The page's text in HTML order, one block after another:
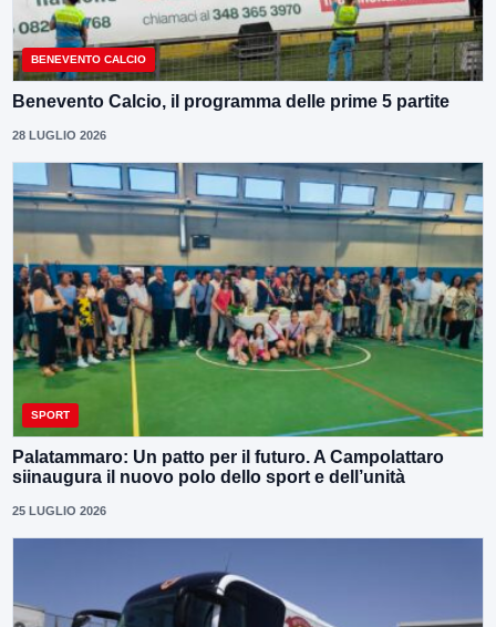
BENEVENTO CALCIO
Benevento Calcio, il programma delle prime 5 partite
28 LUGLIO 2026
SPORT
Palatammaro: Un patto per il futuro. A Campolattaro
siinaugura il nuovo polo dello sport e dell’unità
25 LUGLIO 2026